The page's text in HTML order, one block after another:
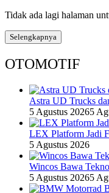
Tidak ada lagi halaman
Selengkapnya
OTOMOTIF
Astra UD Trucks
5 Agustus 20265
LEX Platform Jadi
5 Agustus 2026
Wincos Bawa
5 Agustus 20265